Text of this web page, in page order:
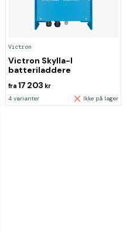
Victron
Victron Skylla-I
batteriladdere
fra 17 203 kr
4 varianter Ikke på lager